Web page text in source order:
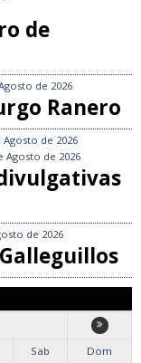
de
de 2026
Ranero
de 2026
Agosto de 2026
de 2026
Sab
Dom